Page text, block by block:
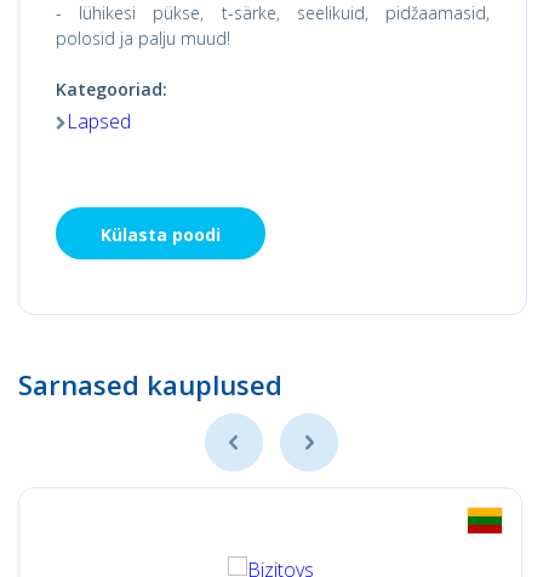
- lühikesi pükse, t-särke, seelikuid, pidžaamasid,
polosid ja palju muud!
Kategooriad:
Lapsed
Külasta poodi
Sarnased kauplused